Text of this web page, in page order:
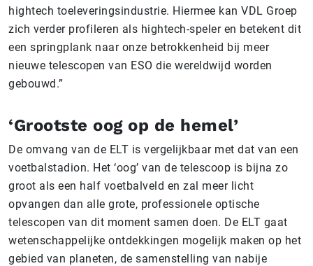
hightech toeleveringsindustrie. Hiermee kan VDL Groep
zich verder profileren als hightech-speler en betekent dit
een springplank naar onze betrokkenheid bij meer
nieuwe telescopen van ESO die wereldwijd worden
gebouwd.”
‘Grootste oog op de hemel’
De omvang van de ELT is vergelijkbaar met dat van een
voetbalstadion. Het ‘oog’ van de telescoop is bijna zo
groot als een half voetbalveld en zal meer licht
opvangen dan alle grote, professionele optische
telescopen van dit moment samen doen. De ELT gaat
wetenschappelijke ontdekkingen mogelijk maken op het
gebied van planeten, de samenstelling van nabije